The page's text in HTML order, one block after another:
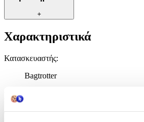
+
Χαρακτηριστικά
Κατασκευαστής:
Bagtrotter
Βασικά Χαρακτηριστικά